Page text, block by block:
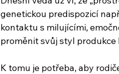
genetickou predispozicí
kontaktu s milujícími,
proměnit svůj styl
K tomu je potřeba, aby